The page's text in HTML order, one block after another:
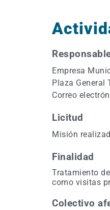
Empresa
Plaza General
Correo
Licitud
Misión
Finalidad
Tratamiento
como visitas
Colectivo